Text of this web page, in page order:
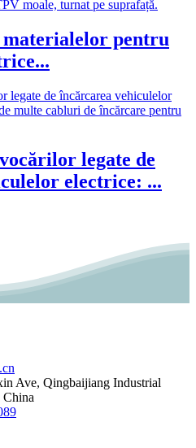
pentru
legate de
electrice: ...
Ave, Qingbaijiang Industrial
China